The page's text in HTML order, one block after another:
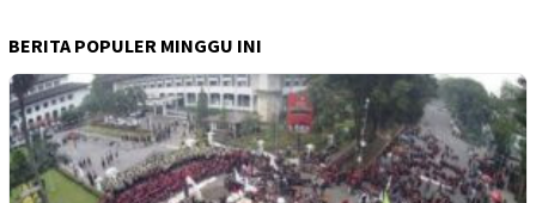
BERITA POPULER MINGGU INI